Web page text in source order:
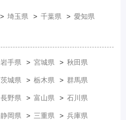
埼玉県 千葉県 愛知県
岩手県 宮城県 秋田県
茨城県 栃木県 群馬県
長野県 富山県 石川県
静岡県 三重県 兵庫県